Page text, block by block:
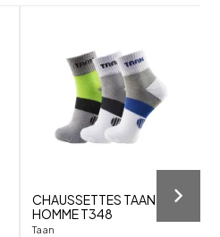
CHAUSSETTES TAAN
HOMME T348
Taan